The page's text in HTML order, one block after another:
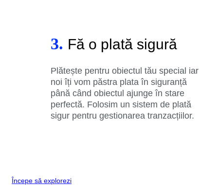
3. Fă o plată sigură
Plătește pentru obiectul tău special iar
noi îți vom păstra plata în siguranță
până când obiectul ajunge în stare
perfectă. Folosim un sistem de plată
sigur pentru gestionarea tranzacțiilor.
Începe să explorezi